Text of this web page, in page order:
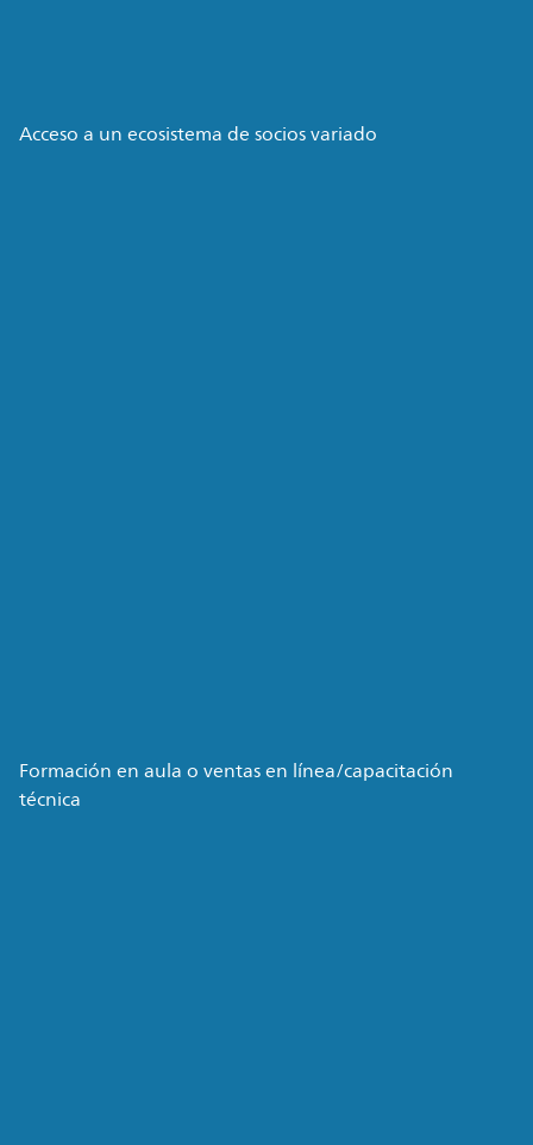
Acceso a un ecosistema de socios variado
Formación en aula o ventas en línea/capacitación
técnica